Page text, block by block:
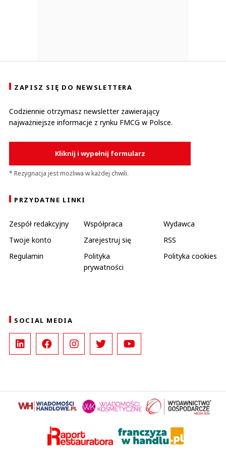
ZAPISZ SIĘ DO NEWSLETTERA
Codziennie otrzymasz newsletter zawierający
najważniejsze informacje z rynku FMCG w Polsce.
Kliknij i wypełnij formularz
* Rezygnacja jest możliwa w każdej chwili.
PRZYDATNE LINKI
Zespół redakcyjny Współpraca
Wydawca
Twoje konto
Zarejestruj się
RSS
Regulamin
Polityka
prywatności
Polityka cookies
SOCIAL MEDIA